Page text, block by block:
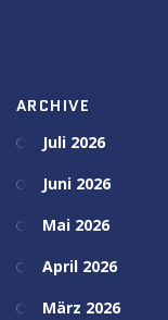
ARCHIVE
Juli 2026
Juni 2026
Mai 2026
April 2026
März 2026